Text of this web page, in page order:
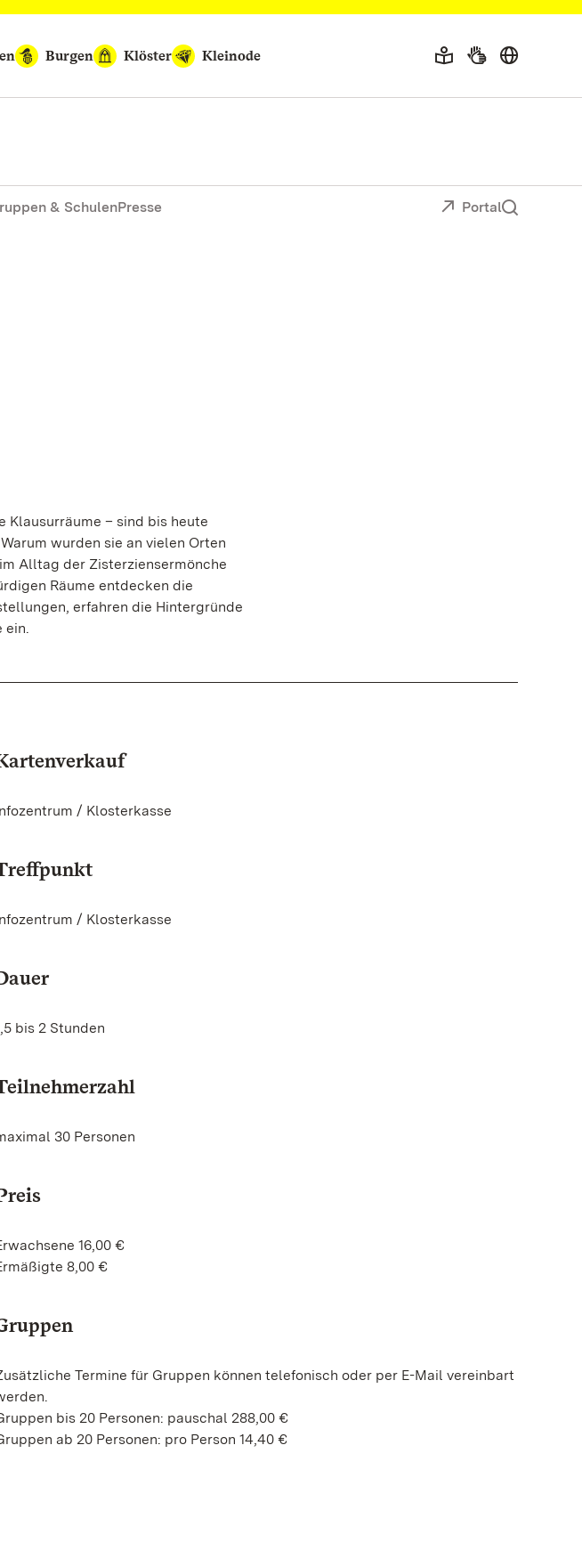
Burgen Klöster Kleinode
& SchulenPresse Portal
Klausurräume – sind bis heute
wurden sie an vielen Orten
Alltag der Zisterziensermönche
Räume entdecken die
erfahren die Hintergründe
ein.
/ Klosterkasse
/ Klosterkasse
bis 2 Stunden
30 Personen
16,00 €
8,00 €
Termine für Gruppen können telefonisch oder per E-Mail vereinbart
bis 20 Personen: pauschal 288,00 €
ab 20 Personen: pro Person 14,40 €